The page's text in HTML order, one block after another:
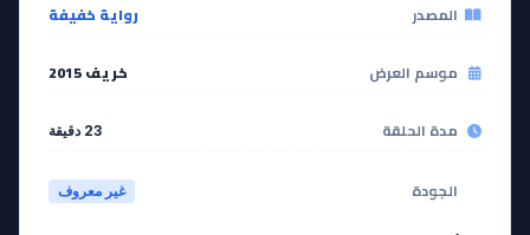
المصدر رواية خفيفة
موسم العرض خريف 2015
مدة الحلقة 23 دقيقة
الجودة غير معروف